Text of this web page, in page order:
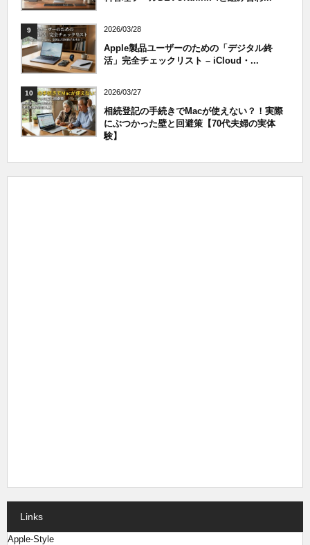
9 2026/03/28
Apple製品ユーザーのための「デジタル終
活」完全チェックリスト – iCloud・...
10 2026/03/27
相続登記の手続きでMacが使えない？！実際
にぶつかった壁と回避策【70代夫婦の実体
験】
Links
Apple-Style